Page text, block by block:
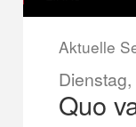
Aktuelle
Quo